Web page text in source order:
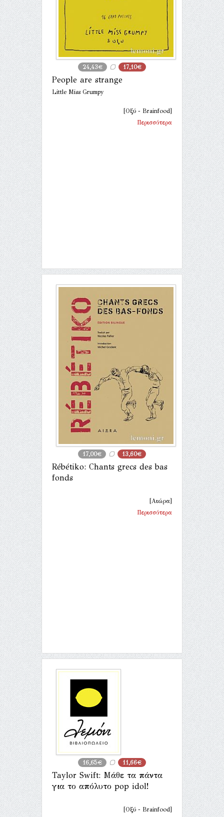
24,43€ 17,10€
People are strange
Little Miss Grumpy
[Οξύ - Brainfood]
Περισσότερα
17,00€ 13,60€
Rébétiko: Chants grecs des bas
fonds
[Αιώρα]
Περισσότερα
16,65€ 11,66€
Taylor Swift: Μάθε τα πάντα
για το απόλυτο pop idol!
[Οξύ - Brainfood]